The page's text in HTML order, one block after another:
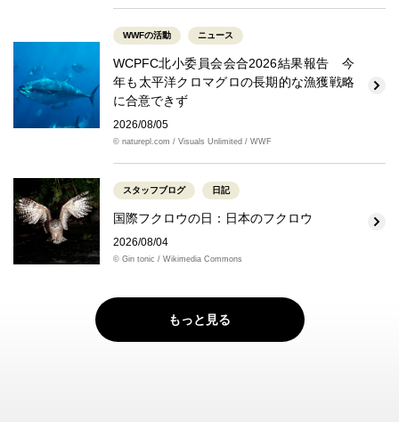
WWFの活動 ニュース
WCPFC北小委員会会合2026結果報告 今
年も太平洋クロマグロの長期的な漁獲戦略
に合意できず
2026/08/05
© naturepl.com / Visuals Unlimited / WWF
スタッフブログ 日記
国際フクロウの日：日本のフクロウ
2026/08/04
© Gin tonic / Wikimedia Commons
もっと見る